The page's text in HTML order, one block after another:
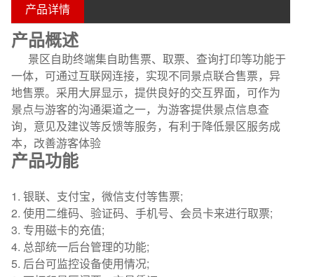
产品详情
产品概述
景区自助终端集自助售票、取票、查询打印等功能于
一体，可通过互联网连接，实现不同景点联合售票，异
地售票。采用大屏显示，提供良好的交互界面，可作为
景点与游客的沟通渠道之一，为游客提供景点信息查
询，意见及建议等反馈等服务，有利于降低景区服务成
本，改善游客体验
产品功能
1. 银联、支付宝，微信支付等售票;
2. 使用二维码、验证码、手机号、会员卡来进行取票;
3. 专用磁卡的充值;
4. 总部统一后台管理的功能;
5. 后台可监控设备使用情况;